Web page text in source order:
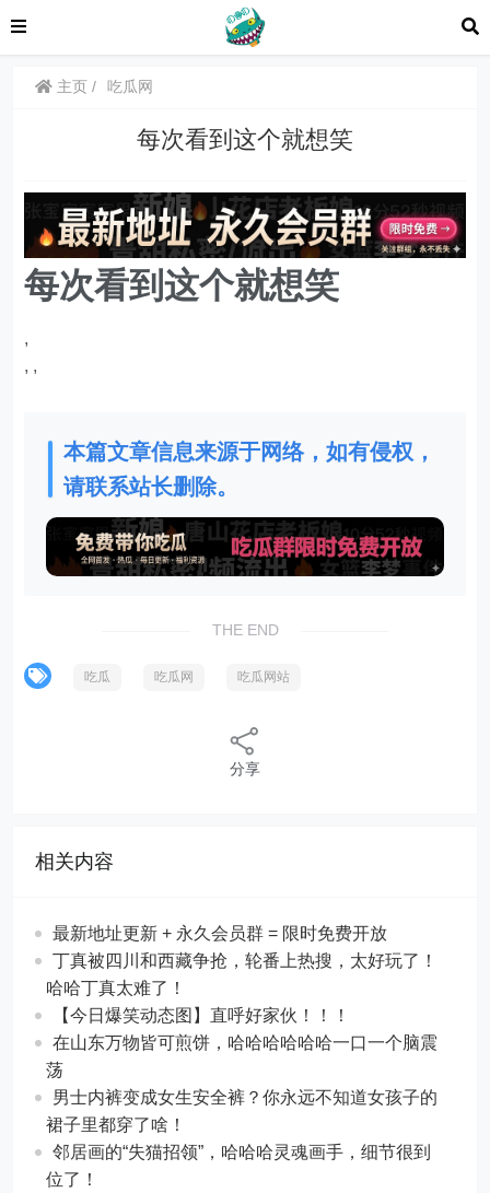
主页 吃瓜网
每次看到这个就想笑
每次看到这个就想笑
,
, ,
本篇文章信息来源于网络，如有侵权，
请联系站长删除。
THE END
吃瓜 吃瓜网 吃瓜网站
分享
相关内容
最新地址更新 + 永久会员群 = 限时免费开放
丁真被四川和西藏争抢，轮番上热搜，太好玩了！
哈哈丁真太难了！
【今日爆笑动态图​】直呼好家伙！！！
在山东万物皆可煎饼，哈哈哈哈哈哈一口一个脑震
荡
男士内裤变成女生安全裤？你永远不知道女孩子的
裙子里都穿了啥！
邻居画的“失猫招领”，哈哈哈灵魂画手，细节很到
位了！